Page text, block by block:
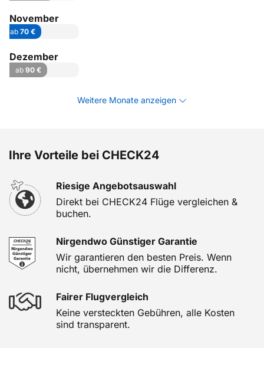
November
ab70 €
Dezember
ab 90 €
Weitere Monate anzeigen
Ihre Vorteile bei CHECK24
Riesige Angebotsauswahl
Direkt bei CHECK24 Flüge vergleichen &
buchen.
Nirgendwo Günstiger Garantie
Wir garantieren den besten Preis. Wenn
nicht, übernehmen wir die Differenz.
Fairer Flugvergleich
Keine versteckten Gebühren, alle Kosten
sind transparent.